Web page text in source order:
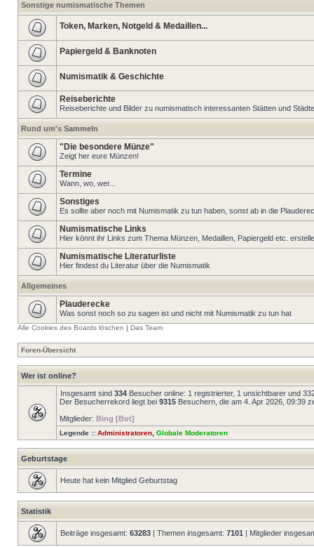
Sonstige numismatische Themen
Token, Marken, Notgeld & Medaillen...
Papiergeld & Banknoten
Numismatik & Geschichte
Reiseberichte
Reiseberichte und Bilder zu numismatisch interessanten Stätten und
Rund um's Sammeln
"Die besondere Münze"
Zeigt her eure Münzen!
Termine
Wann, wo, wer...
Sonstiges
Es sollte aber noch mit Numismatik zu tun haben, sonst ab in die
Numismatische Links
Hier könnt ihr Links zum Thema Münzen, Medaillen, Papiergeld etc.
Numismatische Literaturliste
Hier findest du Literatur über die Numismatik
Allgemeines
Plauderecke
Was sonst noch so zu sagen ist und nicht mit Numismatik zu tun hat
Alle Cookies des Boards löschen | Das Team
Foren-Übersicht
Wer ist online?
Insgesamt sind 334 Besucher online: 1 registrierter, 1 unsichtbarer und
Der Besucherrekord liegt bei 9315 Besuchern, die am 4. Apr 2026, 09:39
Mitglieder: Bing [Bot]
Legende :: Administratoren Globale Moderatoren
Geburtstage
Heute hat kein Mitglied Geburtstag
Statistik
Beiträge insgesamt: 63283 | Themen insgesamt: 7101 | Mitglieder